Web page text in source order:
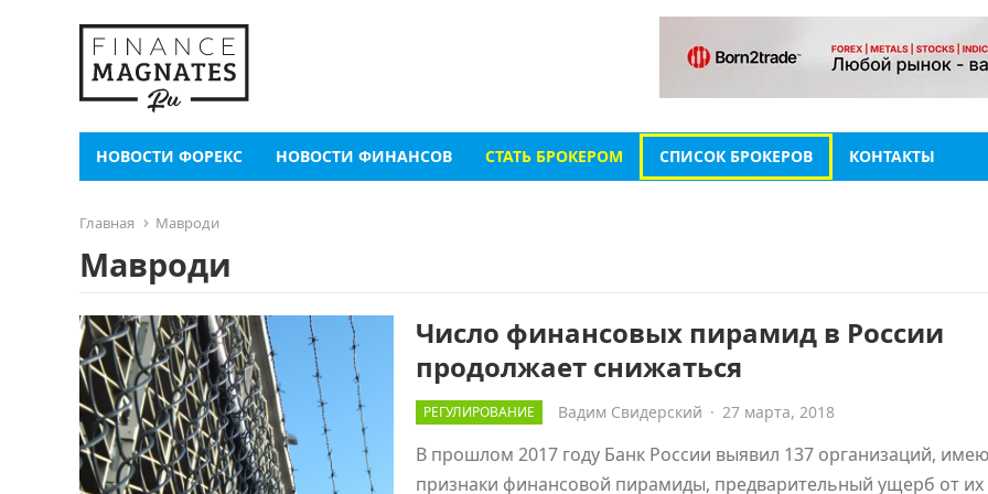
НОВОСТИ ФОРЕКС НОВОСТИ ФИНАНСОВ СТАТЬ БРОКЕРОМ СПИСОК БРОКЕРОВ КОНТАКТЫ
Главная Мавроди
Мавроди
Число финансовых пирамид в России
продолжает снижаться
РЕГУЛИРОВАНИЕ Вадим Свидерский · 27 марта, 2018
В прошлом 2017 году Банк России выявил 137 организаций,
признаки финансовой пирамиды, предварительный ущерб от их